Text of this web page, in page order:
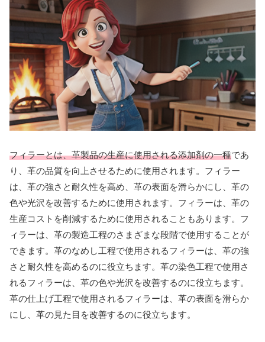
フィラーとは、革製品の生産に使用される添加剤の一種であ
り、革の品質を向上させるために使用されます。フィラー
は、革の強さと耐久性を高め、革の表面を滑らかにし、革の
色や光沢を改善するために使用されます。フィラーは、革の
生産コストを削減するために使用されることもあります。フ
ィラーは、革の製造工程のさまざまな段階で使用することが
できます。革のなめし工程で使用されるフィラーは、革の強
さと耐久性を高めるのに役立ちます。革の染色工程で使用さ
れるフィラーは、革の色や光沢を改善するのに役立ちます。
革の仕上げ工程で使用されるフィラーは、革の表面を滑らか
にし、革の見た目を改善するのに役立ちます。